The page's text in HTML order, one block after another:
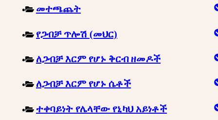
መተጫጨት
የጋብቻ ጥሎሽ (መህር)
ለጋብቻ እርም የሆኑ ቅርብ ዘመዶች
ለጋብቻ እርም የሆኑ ሴቶች
ተቀባይነት የሌላቸው የኒካህ አይነቶች